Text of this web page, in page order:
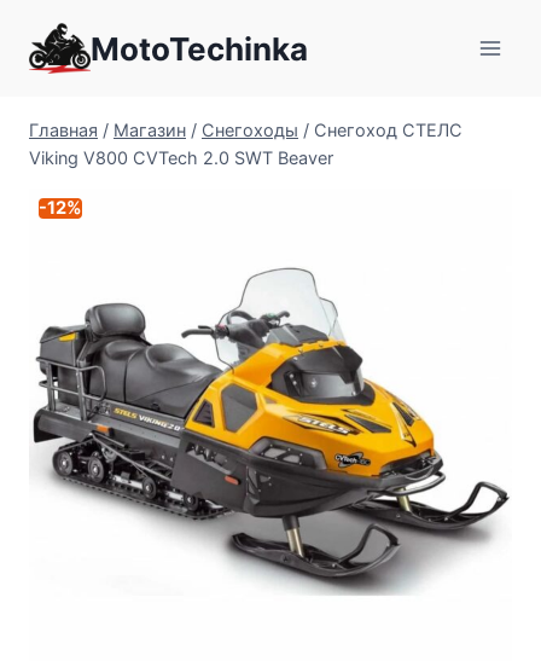
содержимому
MotoTechinka
Главная / Магазин / Снегоходы / Снегоход СТЕЛС
Viking V800 CVTech 2.0 SWT Beaver
-12%